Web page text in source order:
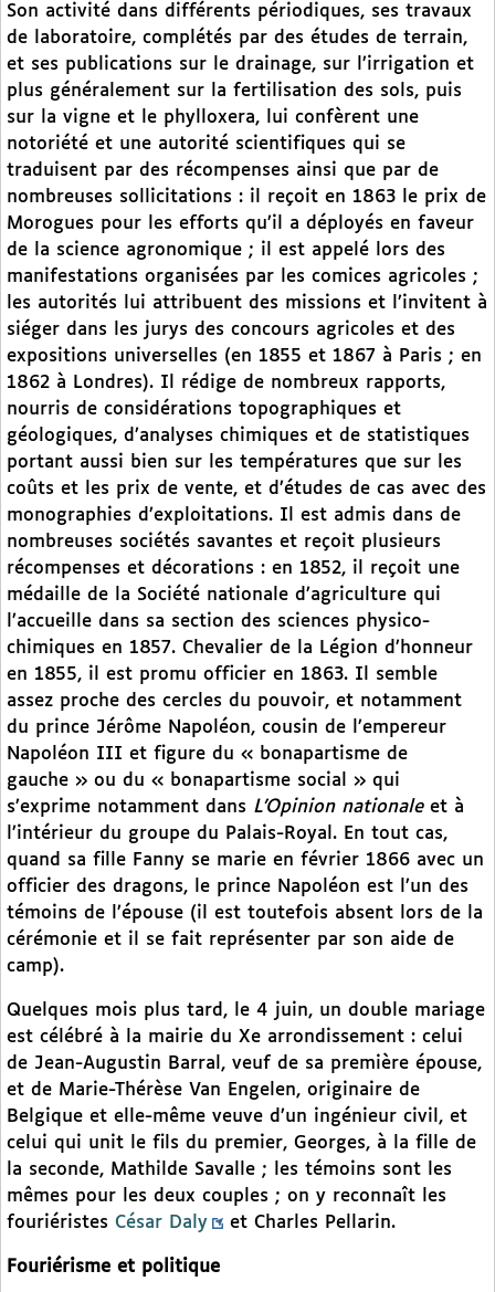
Son activité dans différents périodiques, ses travaux
de laboratoire, complétés par des études de terrain,
et ses publications sur le drainage, sur l’irrigation et
plus généralement sur la fertilisation des sols, puis
sur la vigne et le phylloxera, lui confèrent une
notoriété et une autorité scientifiques qui se
traduisent par des récompenses ainsi que par de
nombreuses sollicitations : il reçoit en 1863 le prix de
Morogues pour les efforts qu’il a déployés en faveur
de la science agronomique ; il est appelé lors des
manifestations organisées par les comices agricoles ;
les autorités lui attribuent des missions et l’invitent à
siéger dans les jurys des concours agricoles et des
expositions universelles (en 1855 et 1867 à Paris ; en
1862 à Londres). Il rédige de nombreux rapports,
nourris de considérations topographiques et
géologiques, d’analyses chimiques et de statistiques
portant aussi bien sur les températures que sur les
coûts et les prix de vente, et d’études de cas avec des
monographies d’exploitations. Il est admis dans de
nombreuses sociétés savantes et reçoit plusieurs
récompenses et décorations : en 1852, il reçoit une
médaille de la Société nationale d’agriculture qui
l’accueille dans sa section des sciences physico-
chimiques en 1857. Chevalier de la Légion d’honneur
en 1855, il est promu officier en 1863. Il semble
assez proche des cercles du pouvoir, et notamment
du prince Jérôme Napoléon, cousin de l’empereur
Napoléon III et figure du « bonapartisme de
gauche » ou du « bonapartisme social » qui
s’exprime notamment dans L’Opinion nationale et à
l’intérieur du groupe du Palais-Royal. En tout cas,
quand sa fille Fanny se marie en février 1866 avec un
officier des dragons, le prince Napoléon est l’un des
témoins de l’épouse (il est toutefois absent lors de la
cérémonie et il se fait représenter par son aide de
camp).
Quelques mois plus tard, le 4 juin, un double mariage
est célébré à la mairie du Xe arrondissement : celui
de Jean-Augustin Barral, veuf de sa première épouse,
et de Marie-Thérèse Van Engelen, originaire de
Belgique et elle-même veuve d’un ingénieur civil, et
celui qui unit le fils du premier, Georges, à la fille de
la seconde, Mathilde Savalle ; les témoins sont les
mêmes pour les deux couples ; on y reconnaît les
fouriéristes César Daly et Charles Pellarin.
Fouriérisme et politique